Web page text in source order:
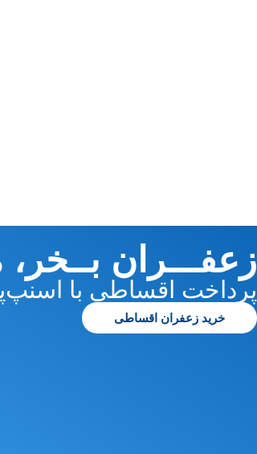
زعفـــران
پرداخت اقساطی با
خرید زعفران اقساطی